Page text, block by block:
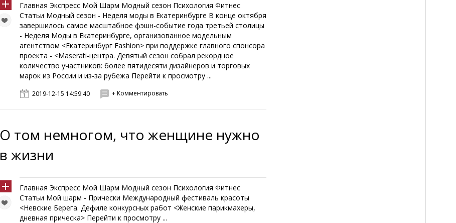
Главная Экспресс Мой Шарм Модный сезон Психология Фитнес
Статьи Модный сезон - Неделя моды в Екатеринбурге В конце октября
завершилось самое масштабное фэшн-событие года третьей столицы
- Неделя Моды в Екатеринбурге, организованное модельным
агентством <Екатеринбург Fashion> при поддержке главного спонсора
проекта - <Maserati-центра. Девятый сезон собрал рекордное
количество участников: более пятидесяти дизайнеров и торговых
марок из России и из-за рубежа Перейти к просмотру ...
2019-12-15 14:59:40 + Комментировать
О том немногом, что женщине нужно
в жизни
Главная Экспресс Мой Шарм Модный сезон Психология Фитнес
Статьи Мой шарм - Прически Международный фестиваль красоты
<Невские Берега. Дефиле конкурсных работ <Женские парикмахеры,
дневная прическа> Перейти к просмотру ...